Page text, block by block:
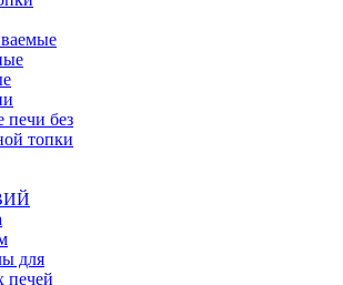
печи без
топки
для
печей